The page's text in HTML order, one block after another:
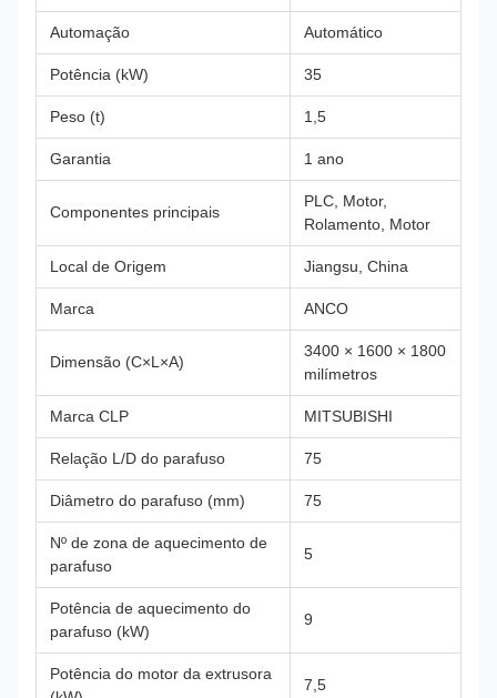
Automação Automático
Potência (kW) 35
Peso (t) 1,5
Garantia 1 ano
Componentes principais
PLC, Motor,
Rolamento, Motor
Local de Origem Jiangsu, China
Marca ANCO
Dimensão (C×L×A)
3400 × 1600 × 1800
milímetros
Marca CLP MITSUBISHI
Relação L/D do parafuso 75
Diâmetro do parafuso (mm) 75
Nº de zona de aquecimento de
parafuso
5
Potência de aquecimento do
parafuso (kW)
9
Potência do motor da extrusora
7,5